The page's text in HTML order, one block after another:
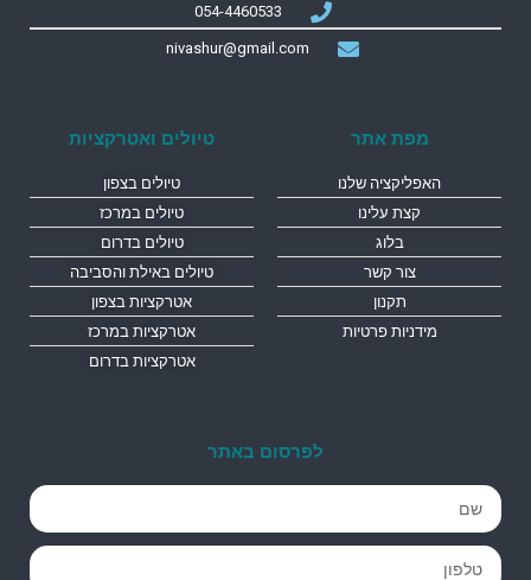
054-4460533
nivashur@gmail.com
מפת אתר
האפליקציה שלנו
קצת עלינו
בלוג
צור קשר
תקנון
מידניות פרטיות
טיולים ואטרקציות
טיולים בצפון
טיולים במרכז
טיולים בדרום
טיולים באילת והסביבה
אטרקציות בצפון
אטרקציות במרכז
אטרקציות בדרום
לפרסום באתר